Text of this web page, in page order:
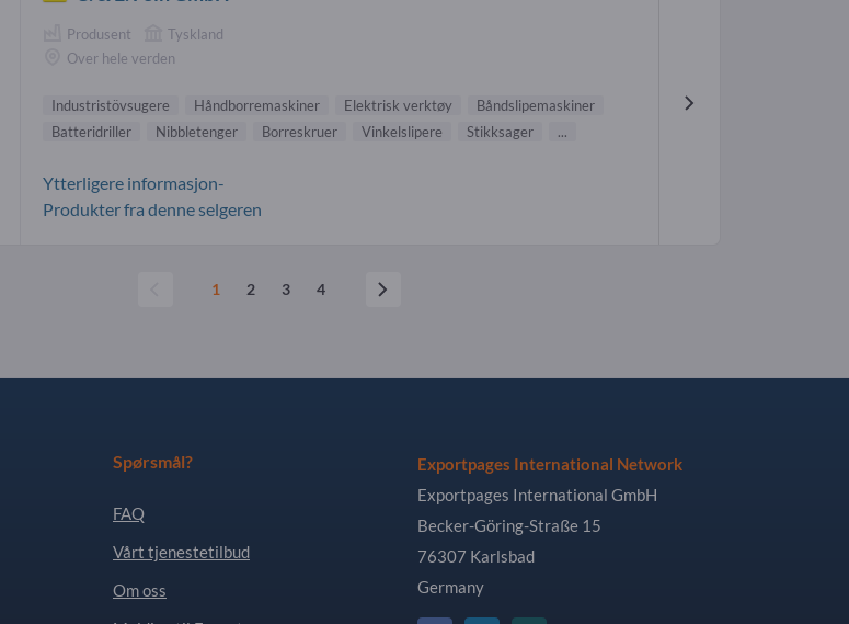
Produsent
Tyskland
Over hele verden
Industristövsugere Håndborremaskiner Elektrisk verktøy
Båndslipemaskiner
Batteridriller
Nibbletenger Borreskruer Vinkelslipere Stikksager ...
Ytterligere informasjon-
Produkter fra denne selgeren
1 2 3 4
Spørsmål?
FAQ
Vårt tjenestetilbud
Om oss
Exportpages International Network
Exportpages International GmbH
Becker-Göring-Straße 15
76307 Karlsbad
Germany